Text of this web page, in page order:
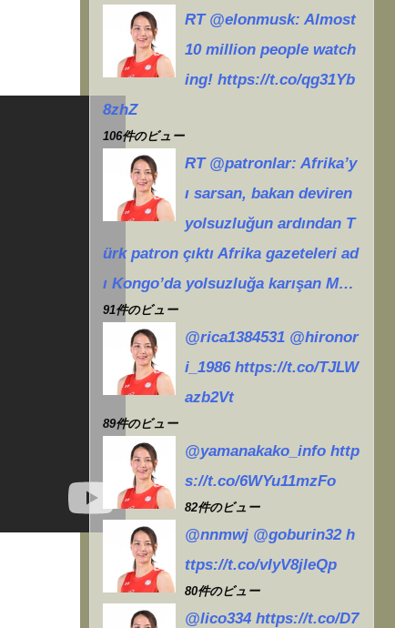
RT @elonmusk: Almost
10 million people watch
ing! https://t.co/qg31Yb
8zhZ
106件のビュー
RT @patronlar: Afrika’y
ı sarsan, bakan deviren
yolsuzluğun ardından T
ürk patron çıktı Afrika gazeteleri ad
ı Kongo’da yolsuzluğa karışan M…
91件のビュー
@rica1384531 @hironor
i_1986 https://t.co/TJLW
azb2Vt
89件のビュー
@yamanakako_info http
s://t.co/6WYu11mzFo
82件のビュー
@nnmwj @goburin32 h
ttps://t.co/vIyV8jleQp
80件のビュー
@lico334 https://t.co/D7